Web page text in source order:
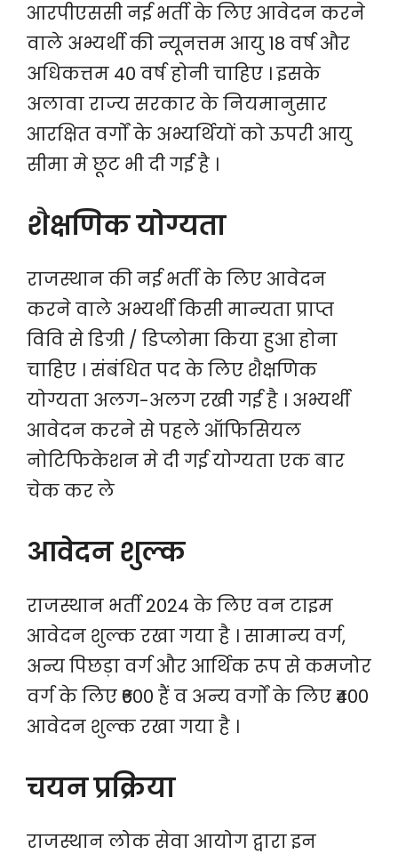
आरपीएससी नई भर्ती के लिए आवेदन करने
वाले अभ्यर्थी की न्यूनत्तम आयु 18 वर्ष और
अधिकत्तम 40 वर्ष होनी चाहिए । इसके
अलावा राज्य सरकार के नियमानुसार
आरक्षित वर्गों के अभ्यर्थियों को ऊपरी आयु
सीमा मे छूट भी दी गई है ।
शैक्षणिक योग्यता
राजस्थान की नई भर्ती के लिए आवेदन
करने वाले अभ्यर्थी किसी मान्यता प्राप्त
विवि से डिग्री / डिप्लोमा किया हुआ होना
चाहिए । संबंधित पद के लिए शैक्षणिक
योग्यता अलग-अलग रखी गई है । अभ्यर्थी
आवेदन करने से पहले ऑफिसियल
नोटिफिकेशन मे दी गई योग्यता एक बार
चेक कर ले
आवेदन शुल्क
राजस्थान भर्ती 2024 के लिए वन टाइम
आवेदन शुल्क रखा गया है । सामान्य वर्ग,
अन्य पिछड़ा वर्ग और आर्थिक रूप से कमजोर
वर्ग के लिए ₹600 हैं व अन्य वर्गों के लिए ₹400
आवेदन शुल्क रखा गया है ।
चयन प्रक्रिया
राजस्थान लोक सेवा आयोग द्वारा इन